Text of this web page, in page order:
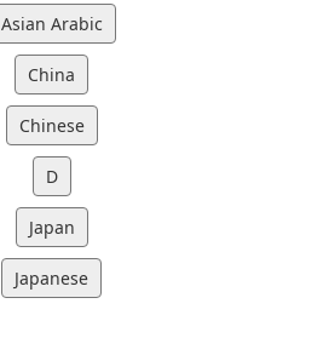
Asian Arabic
China
Chinese
D
Japan
Japanese